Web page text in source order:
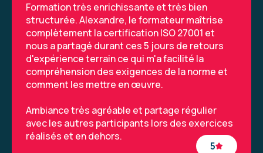
5
Formation très enrichissante et très bien
structurée. Alexandre, le formateur maîtrise
complètement la certification ISO 27001 et
nous a partagé durant ces 5 jours de retours
d'expérience terrain ce qui m'a facilité la
compréhension des exigences de la norme et
comment les mettre en œuvre.
Ambiance très agréable et partage régulier
avec les autres participants lors des exercices
réalisés et en dehors.